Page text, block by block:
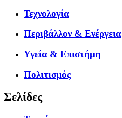
Τεχνολογία
Περιβάλλον & Ενέργεια
Υγεία & Επιστήμη
Πολιτισμός
Σελίδες